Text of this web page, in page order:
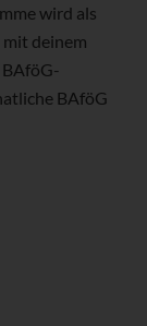
wird als
deinem
BAföG